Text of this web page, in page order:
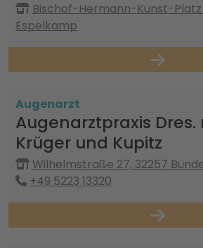
Bischof-Hermann-Kunst-Platz
Espelkamp
Augenarzt
Augenarztpraxis Dres.
Krüger und Kupitz
Wilhelmstraße 27, 32257
+49 5223 13320